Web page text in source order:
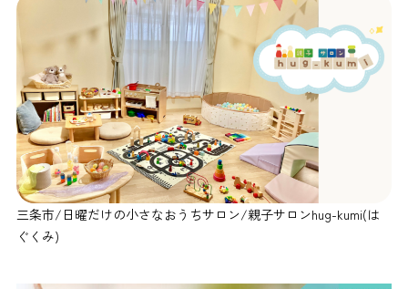
三条市/日曜だけの小さなおうちサロン/親子サロンhug-kumi(は
ぐくみ)